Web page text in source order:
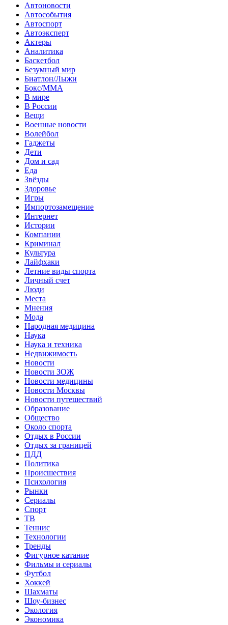
Автоновости
Автособытия
Автоспорт
Автоэксперт
Актеры
Аналитика
Баскетбол
Безумный мир
Биатлон/Лыжи
Бокс/MMA
В мире
В России
Вещи
Военные новости
Волейбол
Гаджеты
Дети
Дом и сад
Еда
Звёзды
Здоровье
Игры
Импортозамещение
Интернет
Истории
Компании
Криминал
Культура
Лайфхаки
Летние виды спорта
Личный счет
Люди
Места
Мнения
Мода
Народная медицина
Наука
Наука и техника
Недвижимость
Новости
Новости ЗОЖ
Новости медицины
Новости Москвы
Новости путешествий
Образование
Общество
Около спорта
Отдых в России
Отдых за границей
ПДД
Политика
Происшествия
Психология
Рынки
Сериалы
Спорт
ТВ
Теннис
Технологии
Тренды
Фигурное катание
Фильмы и сериалы
Футбол
Хоккей
Шахматы
Шоу-бизнес
Экология
Экономика